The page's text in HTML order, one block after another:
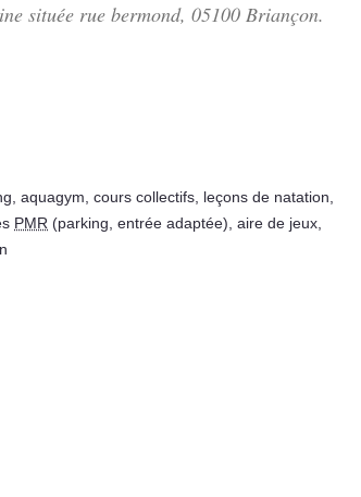
située rue bermond, 05100 Briançon.
aquagym cours collectifs leçons de natation
PMR (parking, entrée adaptée) aire de jeux